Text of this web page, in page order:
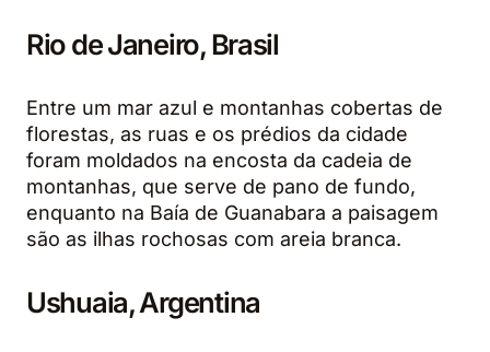
Rio de Janeiro, Brasil
Entre um mar azul e montanhas cobertas de
florestas, as ruas e os prédios da cidade
foram moldados na encosta da cadeia de
montanhas, que serve de pano de fundo,
enquanto na Baía de Guanabara a paisagem
são as ilhas rochosas com areia branca.
Ushuaia, Argentina